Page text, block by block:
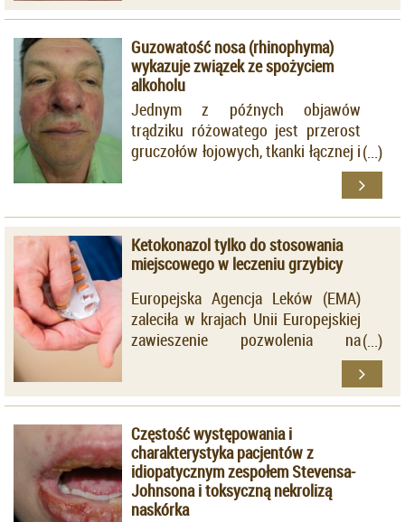
Staphyloccocus aureuspowodują
oporność na penicylinę.
wapnienia. Sugerując się tymi
amerykańscy badacze
przeprowadzili randomizowane,
podwójnie zaślepione badanie
prospektywne, do którego
włączono 44 chorych z
rozpoznaniem PXE.
Guzowatość nosa (rhinophyma)
wykazuje związek ze spożyciem
alkoholu
Jednym z późnych objawów
trądziku różowatego jest przerost
gruczołów łojowych, tkanki łącznej i
naczyń skóry, najczęściej dotyczący
dolnych części nosa, co prowadzi
do przerostu ograniczonego tej
okolicy. Badacze z
Uniwersyteckiego Szpitala w
Strasburgu, z uwagi na niewielką
liczbę badań dotyczących związku
pomiędzy nadmiernym spożyciem
alkoholu i rozwojem guzowatości
nosa, postanowili zająć się tym
zagadnieniem. Grupę badawczą
stanowiło 52 pacjentów z
Ketokonazol tylko do stosowania
miejscowego w leczeniu grzybicy
Europejska Agencja Leków (EMA)
zaleciła w krajach Unii Europejskiej
zawieszenie pozwolenia na
dopuszczenie do sprzedaży
doustnych leków zawierających
ketokonazol – poinformował Marcin
Kołakowski, wiceprezes ds.
Produktów Leczniczych Urzędu
Rejestracji Produktów Leczniczych,
Wyrobów Medycznych i Produktów
Biobójczych.
Częstość występowania i
charakterystyka pacjentów z
idiopatycznym zespołem Stevensa-
Johnsona i toksyczną nekrolizą
naskórka